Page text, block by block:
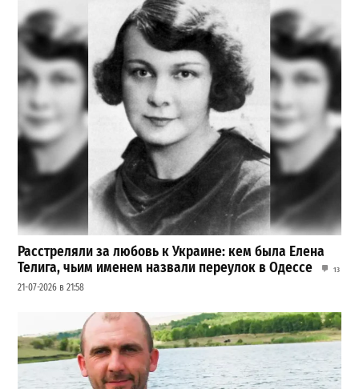
Расстреляли за любовь к Украине: кем была Елена
Телига, чьим именем назвали переулок в Одессе
13
21-07-2026 в 21:58